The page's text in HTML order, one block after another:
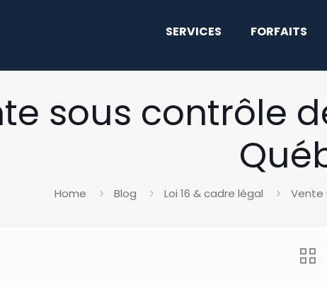
SERVICES FORFAITS
sous contrôle
Home Blog Loi 16 & cadre légal Vente